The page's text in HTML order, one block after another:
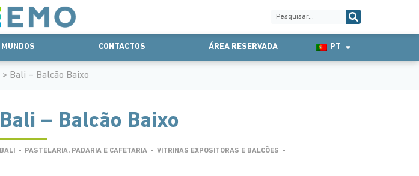
MUNDOS CONTACTOS ÁREA RESERVADA PT
> Bali – Balcão Baixo
Bali – Balcão Baixo
BALI - PASTELARIA, PADARIA E CAFETARIA - VITRINAS EXPOSITORAS E BALCÕES -